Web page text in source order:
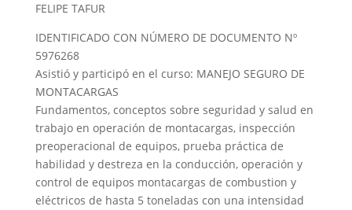
FELIPE TAFUR
IDENTIFICADO CON NÚMERO DE DOCUMENTO Nº
5976268
Asistió y participó en el curso: MANEJO SEGURO DE
MONTACARGAS
Fundamentos, conceptos sobre seguridad y salud en
trabajo en operación de montacargas, inspección
preoperacional de equipos, prueba práctica de
habilidad y destreza en la conducción, operación y
control de equipos montacargas de combustion y
eléctricos de hasta 5 toneladas con una intensidad